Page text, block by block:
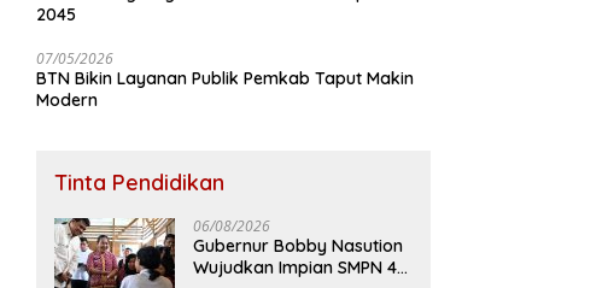
2045
07/05/2026
BTN Bikin Layanan Publik Pemkab Taput Makin
Modern
Tinta Pendidikan
06/08/2026
Gubernur Bobby Nasution
Wujudkan Impian SMPN 4